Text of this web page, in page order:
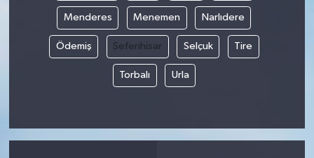
Menderes Menemen Narlıdere
Ödemiş Seferihisar Selçuk Tire
Torbalı Urla